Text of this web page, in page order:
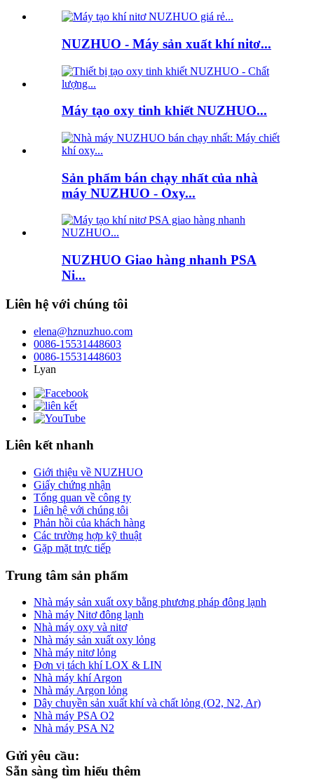
NUZHUO - Máy sản xuất khí nitơ...
Máy tạo oxy tinh khiết NUZHUO...
Sản phẩm bán chạy nhất của nhà
máy NUZHUO - Oxy...
NUZHUO Giao hàng nhanh PSA
Ni...
Liên hệ với chúng tôi
elena@hznuzhuo.com
0086-15531448603
0086-15531448603
Lyan
Liên kết nhanh
Giới thiệu về NUZHUO
Giấy chứng nhận
Tổng quan về công ty
Liên hệ với chúng tôi
Phản hồi của khách hàng
Các trường hợp kỹ thuật
Gặp mặt trực tiếp
Trung tâm sản phẩm
Nhà máy sản xuất oxy bằng phương pháp đông lạnh
Nhà máy Nitơ đông lạnh
Nhà máy oxy và nitơ
Nhà máy sản xuất oxy lỏng
Nhà máy nitơ lỏng
Đơn vị tách khí LOX & LIN
Nhà máy khí Argon
Nhà máy Argon lỏng
Dây chuyền sản xuất khí và chất lỏng (O2, N2, Ar)
Nhà máy PSA O2
Nhà máy PSA N2
Gửi yêu cầu:
Sẵn sàng tìm hiểu thêm